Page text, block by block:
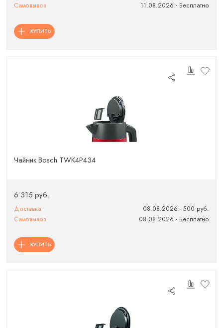
Самовывоз
11.08.2026 - Бесплатно
КУПИТЬ
Чайник Bosch TWK4P434
6 315 руб.
Доставка
08.08.2026 - 500 руб.
Самовывоз
08.08.2026 - Бесплатно
КУПИТЬ